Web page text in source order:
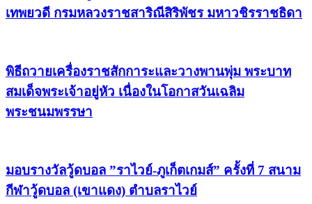
เทพยวดี กรมหลวงราชสาริณีสิริพัชร มหาวชิรราชธิดา
พิธีถวายเครื่องราชสักการะและวางพานพุ่ม พระบาท
สมเด็จพระเจ้าอยู่หัว เนื่องในโอกาสวันเฉลิม
พระชนมพรรษา
มอบรางวัลวู้ดบอล ”ราไวย์-ภูเก็ตเกมส์” ครั้งที่ 7 สนาม
กีฬาวู้ดบอล (เขาแดง) ตำบลราไวย์